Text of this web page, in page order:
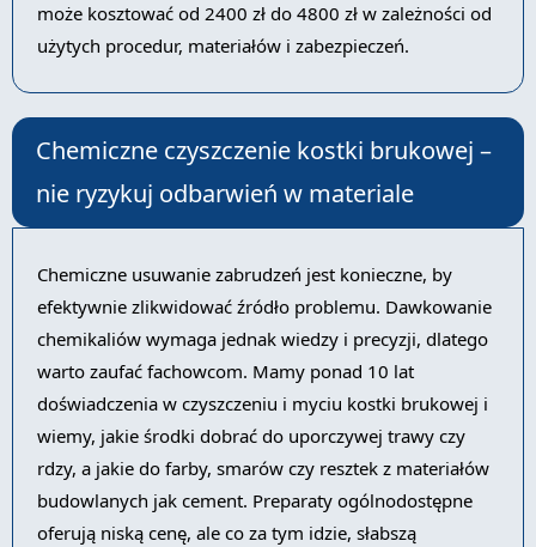
może kosztować od 2400 zł do 4800 zł w zależności od
użytych procedur, materiałów i zabezpieczeń.
Chemiczne czyszczenie kostki brukowej –
nie ryzykuj odbarwień w materiale
Chemiczne usuwanie zabrudzeń jest konieczne, by
efektywnie zlikwidować źródło problemu. Dawkowanie
chemikaliów wymaga jednak wiedzy i precyzji, dlatego
warto zaufać fachowcom. Mamy ponad 10 lat
doświadczenia w czyszczeniu i myciu kostki brukowej i
wiemy, jakie środki dobrać do uporczywej trawy czy
rdzy, a jakie do farby, smarów czy resztek z materiałów
budowlanych jak cement. Preparaty ogólnodostępne
oferują niską cenę, ale co za tym idzie, słabszą